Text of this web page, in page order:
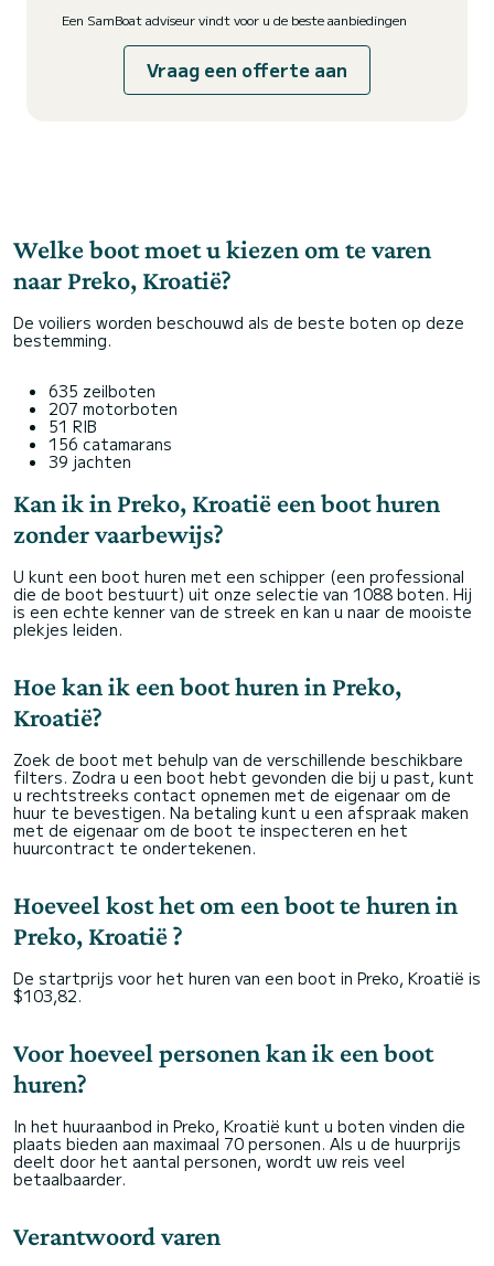
Een SamBoat adviseur vindt voor u de beste aanbiedingen
Vraag een offerte aan
Welke boot moet u kiezen om te varen
naar Preko, Kroatië?
De voiliers worden beschouwd als de beste boten op deze
bestemming.
635 zeilboten
207 motorboten
51 RIB
156 catamarans
39 jachten
Kan ik in Preko, Kroatië een boot huren
zonder vaarbewijs?
U kunt een boot huren met een schipper (een professional
die de boot bestuurt) uit onze selectie van 1088 boten. Hij
is een echte kenner van de streek en kan u naar de mooiste
plekjes leiden.
Hoe kan ik een boot huren in Preko,
Kroatië?
Zoek de boot met behulp van de verschillende beschikbare
filters. Zodra u een boot hebt gevonden die bij u past, kunt
u rechtstreeks contact opnemen met de eigenaar om de
huur te bevestigen. Na betaling kunt u een afspraak maken
met de eigenaar om de boot te inspecteren en het
huurcontract te ondertekenen.
Hoeveel kost het om een boot te huren in
Preko, Kroatië ?
De startprijs voor het huren van een boot in Preko, Kroatië is
$103,82.
Voor hoeveel personen kan ik een boot
huren?
In het huuraanbod in Preko, Kroatië kunt u boten vinden die
plaats bieden aan maximaal 70 personen. Als u de huurprijs
deelt door het aantal personen, wordt uw reis veel
betaalbaarder.
Verantwoord varen